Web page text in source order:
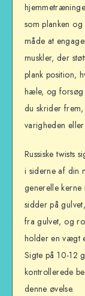
som planken og
måde at
muskler, der
plank position,
hæle, og forsøg
du skrider
varigheden
Russiske twists
i siderne af din
generelle kerne
sidder på
fra gulvet, og
holder en vægt
Sigte på 10-12
kontrollerede
denne øvelse.